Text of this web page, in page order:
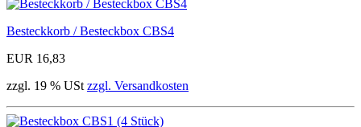
Besteckkorb / Besteckbox CBS4
EUR 16,83
zzgl. 19 % USt zzgl. Versandkosten